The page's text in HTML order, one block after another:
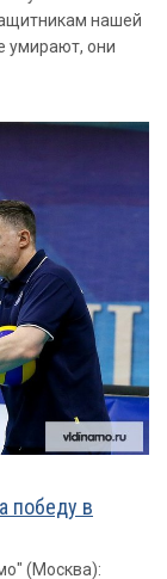
нашей
умирают, они
победу в
(Москва):